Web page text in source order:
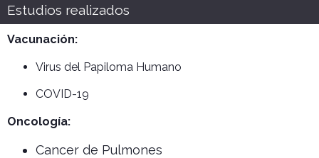
Estudios realizados
Vacunación:
Virus del Papiloma Humano
COVID-19
Oncología:
Cancer de Pulmones